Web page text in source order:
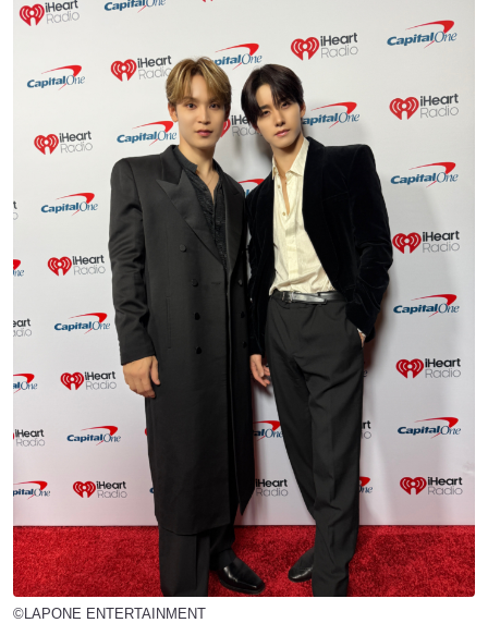
©LAPONE ENTERTAINMENT